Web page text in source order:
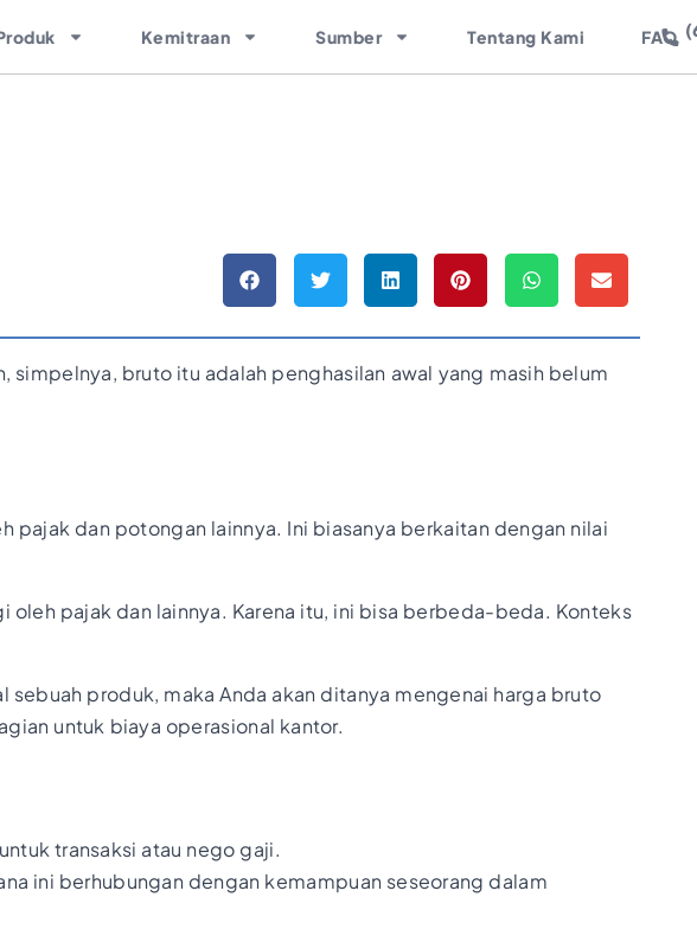
Kemitraan Sumber Tentang Kami FAQ
bruto itu adalah penghasilan awal yang masih belum
dan potongan lainnya. Ini biasanya berkaitan dengan nilai
oleh pajak dan lainnya. Karena itu, ini bisa berbeda-beda. Konteks
produk, maka Anda akan ditanya mengenai harga bruto
untuk biaya operasional kantor.
transaksi atau nego gaji.
ini berhubungan dengan kemampuan seseorang dalam